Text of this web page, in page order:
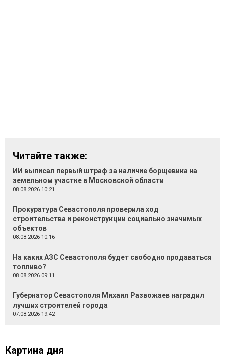
Читайте также:
ИИ выписал первый штраф за наличие борщевика на
земельном участке в Московской области
08.08.2026 10:21
Прокуратура Севастополя проверила ход
строительства и реконструкции социально значимых
объектов
08.08.2026 10:16
На каких АЗС Севастополя будет свободно продаваться
топливо?
08.08.2026 09:11
Губернатор Севастополя Михаил Развожаев наградил
лучших строителей города
07.08.2026 19:42
Картина дня